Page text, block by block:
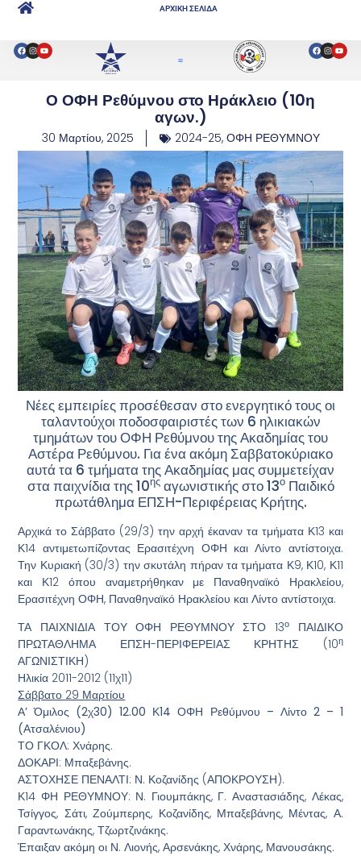
ΑΡΧΙΚΗ ΣΕΛΙΔΑ
Ο ΟΦΗ Ρεθύμνου στο Ηράκλειο (10η
αγων.)
30 Μαρτίου, 2025 2024-25, ΟΦΗ ΡΕΘΥΜΝΟΥ
Νέες εμπειρίες προσέθεσαν στο ενεργητικό τους οι
ταλαντούχοι ποδοσφαιριστές των 6 ηλικιακών
τμημάτων του ΟΦΗ Ρεθύμνου της Ακαδημίας του
Αστέρα Ρεθύμνου. Για ένα ακόμη Σαββατοκύριακο
αυτά τα 6 τμήματα της Ακαδημίας μας συμμετείχαν
στα παιχνίδια της 10ηςαγωνιστικής στο 13οΠαιδικό
πρωτάθλημα ΕΠΣΗ-Περιφέρειας Κρήτης.
Αρχικά το Σάββατο (29/3) την αρχή έκαναν τα τμήματα Κ13 και
Κ14 αντιμετωπίζοντας Ερασιτέχνη ΟΦΗ και Λίντο αντίστοιχα.
Την Κυριακή (30/3) την σκυτάλη πήραν τα τμήματα Κ9, Κ10, Κ11
και Κ12 όπου αναμετρήθηκαν με Παναθηναϊκό Ηρακλείου,
Ερασιτέχνη ΟΦΗ, Παναθηναϊκό Ηρακλείου και Λίντο αντίστοιχα.
ΤΑ ΠΑΙΧΝΙΔΙΑ ΤΟΥ ΟΦΗ ΡΕΘΥΜΝΟΥ ΣΤΟ 13ο
ΠΑΙΔΙΚΟ
ΠΡΩΤΑΘΛΗΜΑ ΕΠΣΗ-ΠΕΡΙΦΕΡΕΙΑΣ ΚΡΗΤΗΣ (10η
ΑΓΩΝΙΣΤΙΚΗ)
Ηλικία 2011-2012 (11χ11)
Σάββατο 29 Μαρτίου
Α’ Όμιλος (2χ30) 12.00 Κ14 ΟΦΗ Ρεθύμνου – Λίντο 2 – 1
(Ατσαλένιου)
ΤΟ ΓΚΟΛ: Χνάρης.
ΔΟΚΑΡΙ: Μπαξεβάνης.
ΑΣΤΟΧΗΣΕ ΠΕΝΑΛΤΙ: Ν. Κοζανίδης (ΑΠΟΚΡΟΥΣΗ).
Κ14 ΦΗ ΡΕΘΥΜΝΟΥ: Ν. Γιουμπάκης, Γ. Αναστασιάδης, Λέκας,
Τσίγγος, Σάτι, Ζούμπερης, Κοζανίδης, Μπαξεβάνης, Μέντας, Α.
Γαραντωνάκης, Τζωρτζινάκης.
Έπαιξαν ακόμη οι Ν. Λιονής, Αρσενάκης, Χνάρης, Μανουσάκης.